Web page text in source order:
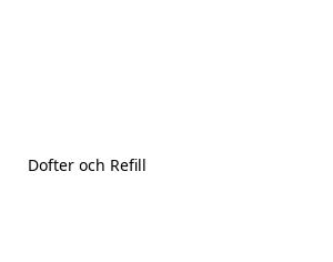
Dofter och Refill